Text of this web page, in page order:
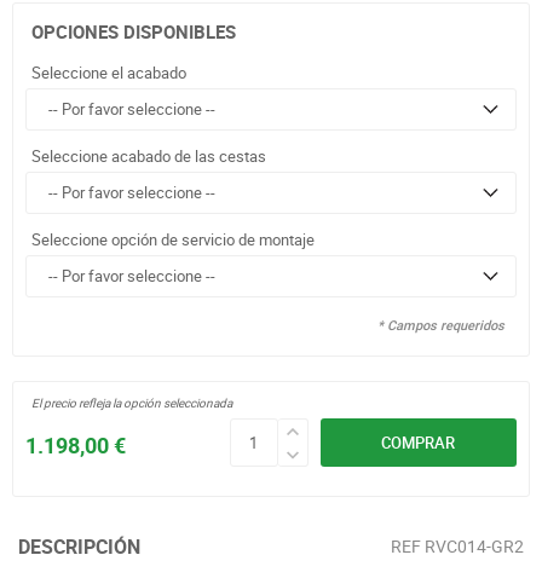
OPCIONES DISPONIBLES
Seleccione el acabado
Seleccione acabado de las cestas
Seleccione opción de servicio de montaje
* Campos requeridos
COMPRAR
1.198,00 €
El precio refleja la opción seleccionada
DESCRIPCIÓN REF RVC014-GR2